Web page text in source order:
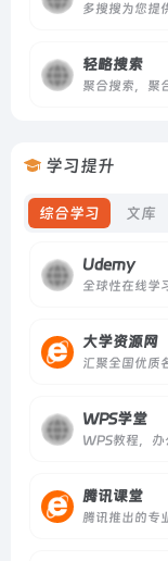
轻略搜索
学习提升
综合学习 文库
Udemy
大学资源网
WPS学堂
腾讯课堂